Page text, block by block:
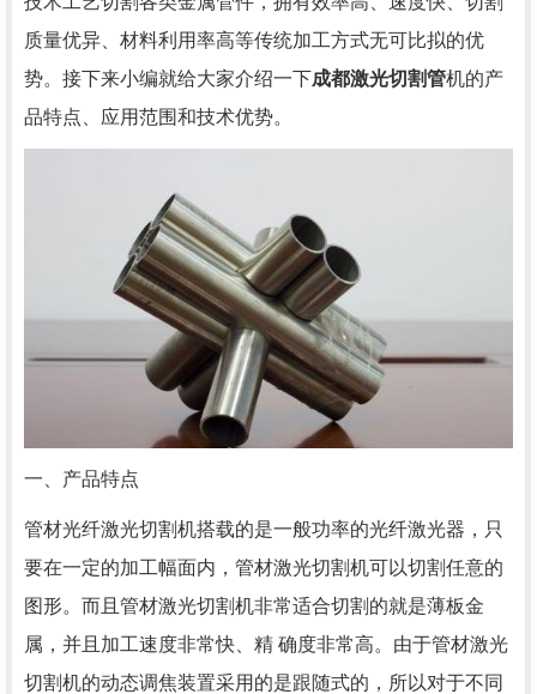
质量优异、材料利用率高等传统加工方式无可比拟的优
势。接下来小编就给大家介绍一下成都激光切割管机的产
品特点、应用范围和技术优势。
一、产品特点
管材光纤激光切割机搭载的是一般功率的光纤激光器，只
要在一定的加工幅面内，管材激光切割机可以切割任意的
图形。而且管材激光切割机非常适合切割的就是薄板金
属，并且加工速度非常快、精 确度非常高。由于管材激光
切割机的动态调焦装置采用的是跟随式的，所以对于不同